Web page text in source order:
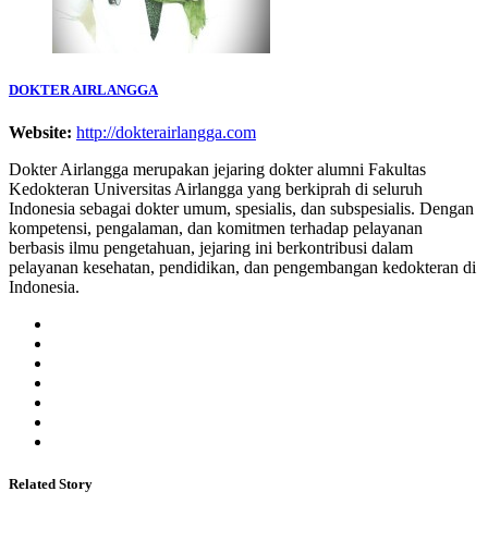
DOKTER AIRLANGGA
Website: http://dokterairlangga.com
Dokter Airlangga merupakan jejaring dokter alumni Fakultas
Kedokteran Universitas Airlangga yang berkiprah di seluruh
Indonesia sebagai dokter umum, spesialis, dan subspesialis. Dengan
kompetensi, pengalaman, dan komitmen terhadap pelayanan
berbasis ilmu pengetahuan, jejaring ini berkontribusi dalam
pelayanan kesehatan, pendidikan, dan pengembangan kedokteran di
Indonesia.
Related Story